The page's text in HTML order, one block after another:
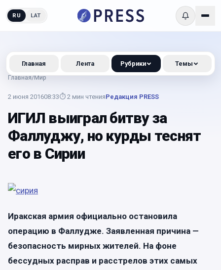
RU LAT
Главная/Мир
2 июня 201608:33⏱ 2 мин чтенияРедакция PRESS
ИГИЛ выиграл битву за
Фаллуджу, но курды теснят
его в Сирии
Иракская армия официально остановила
операцию в Фаллудже. Заявленная причина —
безопасность мирных жителей. На фоне
бессудных расправ и расстрелов этих самых
Главная Лента Рубрики Темы